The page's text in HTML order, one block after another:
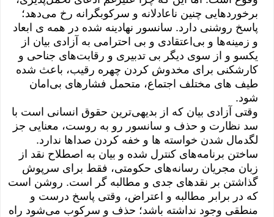
برخوردهایی چنین ناعادلانه و سرکوبگرانه رخ می‌دهد؛
پاسخ روشنی دارد. سانسور نهادینه شده در همه ی ابعاد
و زمینه‌ها و بی‌اعتقادی و بی احترامی به آزادی بیان از
یکسو و از سوی دیگر بی تدبیری و رقابت‌های جناحی و
کارشکنی برای مخدوش کردن چهره رقیب، باعث شده
طیف های مختلف اجتماع، متحمل فشارهای بی‌امان
شود.
وقتی آزادی بیان که از بدیهی‌ترین حقوق انسانی است با
سد نظارت و حذف و سانسور رو به رو‌ست، معنایی جز
لگدمال شدن خواسته ها و خفه کردن صداها ندارد.
ساختن برنامه‌های کنترل شده و بیان به اصطلاح نقد از
زبان مجریان رسانه‌های حکومتی، فقط برای سرپوش
گذاشتن بر نقدهای جدی و مطالبه گر است. روشن است
که در برابر مطالبه و اعتراض، وقتی پاسخ درست و
منطقی وجود نداشته باشد؛ حذف و سرکوب می‌شود راه